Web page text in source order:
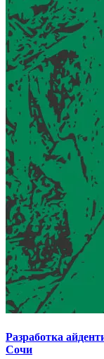
Разработка
Сочи